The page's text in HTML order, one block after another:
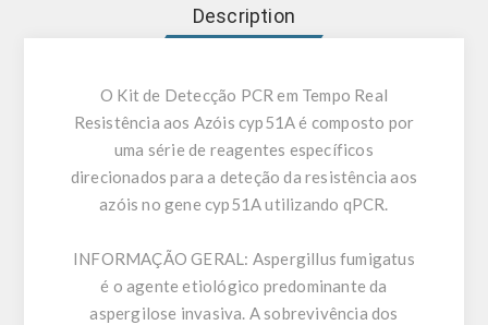
Description
O Kit de Detecção PCR em Tempo Real
Resistência aos Azóis cyp51A é composto por
uma série de reagentes específicos
direcionados para a deteção da resistência aos
azóis no gene cyp51A utilizando qPCR.
INFORMAÇÃO GERAL: Aspergillus fumigatus
é o agente etiológico predominante da
aspergilose invasiva. A sobrevivência dos